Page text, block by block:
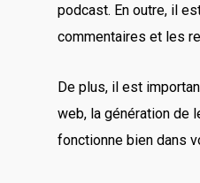
podcast. En outre, il
commentaires et les
De plus, il est
web, la génération de
fonctionne bien dans